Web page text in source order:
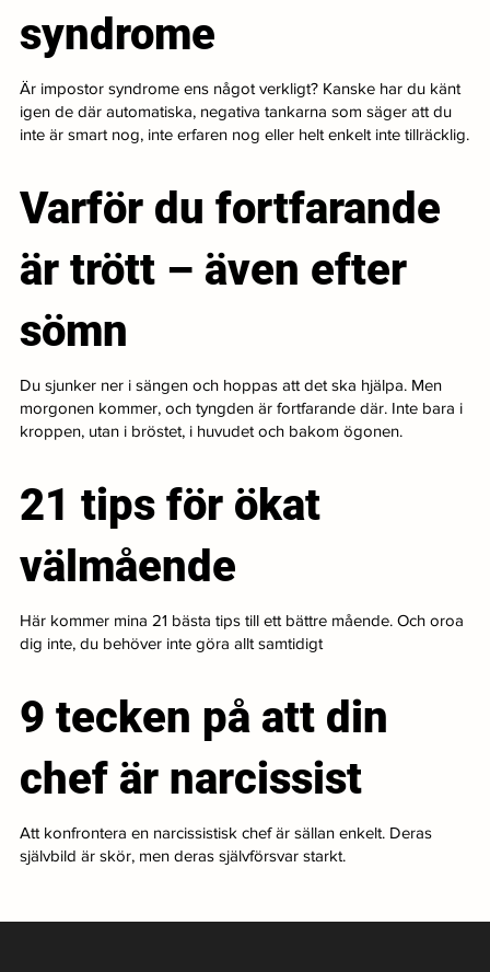
syndrome
Är impostor syndrome ens något verkligt? Kanske har du känt
igen de där automatiska, negativa tankarna som säger att du
inte är smart nog, inte erfaren nog eller helt enkelt inte tillräcklig.
Varför du fortfarande
är trött – även efter
sömn
Du sjunker ner i sängen och hoppas att det ska hjälpa. Men
morgonen kommer, och tyngden är fortfarande där. Inte bara i
kroppen, utan i bröstet, i huvudet och bakom ögonen.
21 tips för ökat
välmående
Här kommer mina 21 bästa tips till ett bättre mående. Och oroa
dig inte, du behöver inte göra allt samtidigt
9 tecken på att din
chef är narcissist
Att konfrontera en narcissistisk chef är sällan enkelt. Deras
självbild är skör, men deras självförsvar starkt.